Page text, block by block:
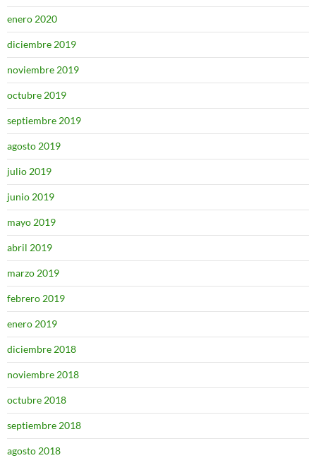
enero 2020
diciembre 2019
noviembre 2019
octubre 2019
septiembre 2019
agosto 2019
julio 2019
junio 2019
mayo 2019
abril 2019
marzo 2019
febrero 2019
enero 2019
diciembre 2018
noviembre 2018
octubre 2018
septiembre 2018
agosto 2018